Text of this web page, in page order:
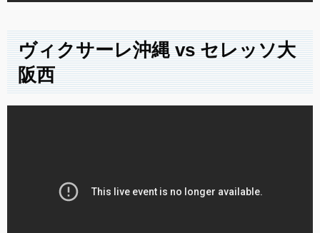
ヴィクサーレ沖縄 vs セレッソ大
阪西